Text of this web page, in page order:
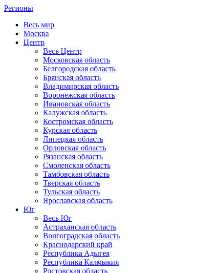
Регионы
Весь мир
Москва
Центр
Весь Центр
Московская область
Белгородская область
Брянская область
Владимирская область
Воронежская область
Ивановская область
Калужская область
Костромская область
Курская область
Липецкая область
Орловская область
Рязанская область
Смоленская область
Тамбовская область
Тверская область
Тульская область
Ярославская область
Юг
Весь Юг
Астраханская область
Волгоградская область
Краснодарский край
Республика Адыгея
Республика Калмыкия
Ростовская область